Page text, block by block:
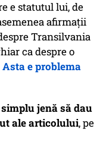
e statutul lui, de
afirmații
Transilvania
ca despre o
Asta e problema
jenă să dau
ale articolului, pe